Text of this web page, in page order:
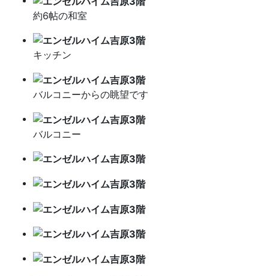
約6帖の和室
キッチン
バルコニーからの眺望です
バルコニー